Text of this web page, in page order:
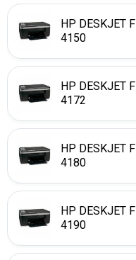
HP DESKJET F
4150
HP DESKJET F
4172
HP DESKJET F
4180
HP DESKJET F
4190